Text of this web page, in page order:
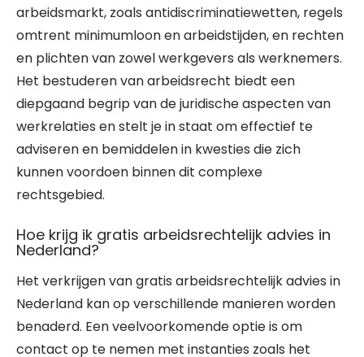
arbeidsmarkt, zoals antidiscriminatiewetten, regels
omtrent minimumloon en arbeidstijden, en rechten
en plichten van zowel werkgevers als werknemers.
Het bestuderen van arbeidsrecht biedt een
diepgaand begrip van de juridische aspecten van
werkrelaties en stelt je in staat om effectief te
adviseren en bemiddelen in kwesties die zich
kunnen voordoen binnen dit complexe
rechtsgebied.
Hoe krijg ik gratis arbeidsrechtelijk advies in
Nederland?
Het verkrijgen van gratis arbeidsrechtelijk advies in
Nederland kan op verschillende manieren worden
benaderd. Een veelvoorkomende optie is om
contact op te nemen met instanties zoals het